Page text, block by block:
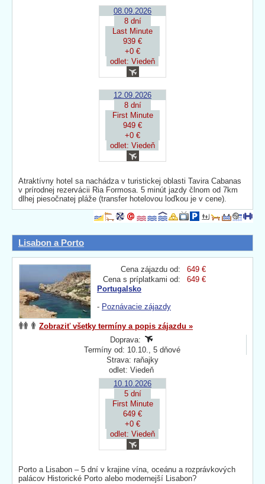
08.09.2026
8 dní
Last Minute
939 €
+0 €
odlet: Viedeň
12.09.2026
8 dní
First Minute
949 €
+0 €
odlet: Viedeň
Atraktívny hotel sa nachádza v turistickej oblasti Tavira Cabanas
v prírodnej rezervácii Ria Formosa. 5 minút jazdy člnom od 7km
dlhej piesočnatej pláže (transfer hotelovou loďkou je v cene).
Lisabon a Porto
Cena zájazdu od:
649 €
Cena s príplatkami od:
649 €
Portugalsko
- Poznávacie zájazdy
Zobraziť všetky termíny a popis zájazdu »
Doprava:
Termíny od: 10.10., 5 dňové
Strava: raňajky
odlet: Viedeň
10.10.2026
5 dní
First Minute
649 €
+0 €
odlet: Viedeň
Porto a Lisabon – 5 dní v krajine vína, oceánu a rozprávkových
palácov Historické Porto alebo modernejší Lisabon?